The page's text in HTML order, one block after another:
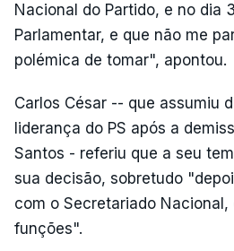
Nacional do Partido, e no dia
Parlamentar, e que não me
polémica de tomar", apontou.
Carlos César -- que assumiu
liderança do PS após a
Santos - referiu que a seu
sua decisão, sobretudo
com o Secretariado
funções".